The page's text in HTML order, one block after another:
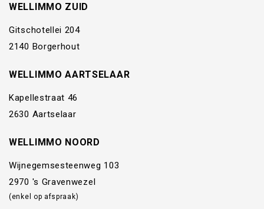
WELLIMMO ZUID
Gitschotellei 204
2140 Borgerhout
WELLIMMO AARTSELAAR
Kapellestraat 46
2630 Aartselaar
WELLIMMO NOORD
Wijnegemsesteenweg 103
2970 's Gravenwezel
(enkel op afspraak)